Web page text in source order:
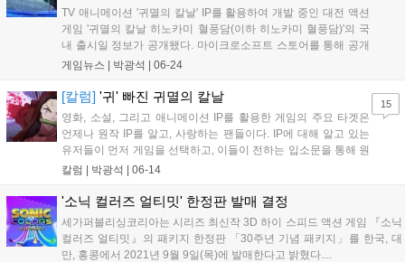
TV 애니메이션 '귀멸의 칼날' IP를 활용하여 개발 중인 대전 액션
게임 '귀멸의 칼날 히노카미 혈풍담(이하 히노카미 혈풍담)'의 국
내 출시일 정보가 공개됐다. 마이크로소프트 스토어를 통해 공개
된 국내 출시일은 앞서 일본 지역 출시일로 소개되었던...
게임뉴스 | 박광석 | 06-24
[칼럼] '귀' 빠진 귀멸의 칼날
영화, 소설, 그리고 애니메이션 IP를 활용한 게임의 주요 타겟은
언제나 원작 IP를 알고, 사랑하는 팬들이다. IP에 대해 알고 있는
유저들이 먼저 게임을 선택하고, 이들이 전하는 입소문을 통해 원
작 IP를 모르던 사람들까지 게임을 접하게 되는 것...
칼럼 | 박광석 | 06-14
15
'소닉 컬러즈 얼티밋' 한정판 발매 결정
세가퍼블리싱코리아는 시리즈 최신작 3D 하이 스피드 액션 게임 『소닉
컬러즈 얼티밋』의 패키지 한정판 「30주년 기념 패키지」를 한국, 대
만, 홍콩에서 2021년 9월 9일(목)에 발매한다고 밝혔다....